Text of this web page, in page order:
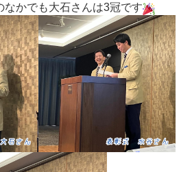
なかでも大石さんは3冠です